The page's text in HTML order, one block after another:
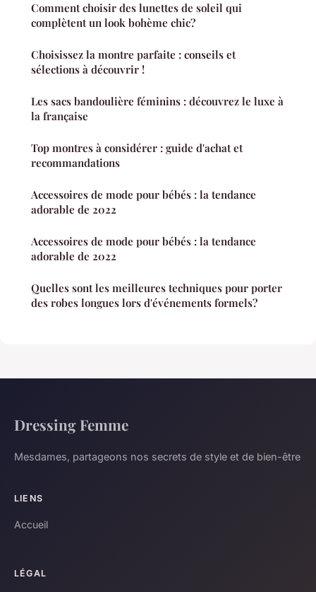
Comment choisir des lunettes de soleil qui
complètent un look bohème chic?
Choisissez la montre parfaite : conseils et
sélections à découvrir !
Les sacs bandoulière féminins : découvrez le luxe à
la française
Top montres à considérer : guide d'achat et
recommandations
Accessoires de mode pour bébés : la tendance
adorable de 2022
Accessoires de mode pour bébés : la tendance
adorable de 2022
Quelles sont les meilleures techniques pour porter
des robes longues lors d'événements formels?
Dressing Femme
Mesdames, partageons nos secrets de style et de bien-être
LIENS
Accueil
LÉGAL